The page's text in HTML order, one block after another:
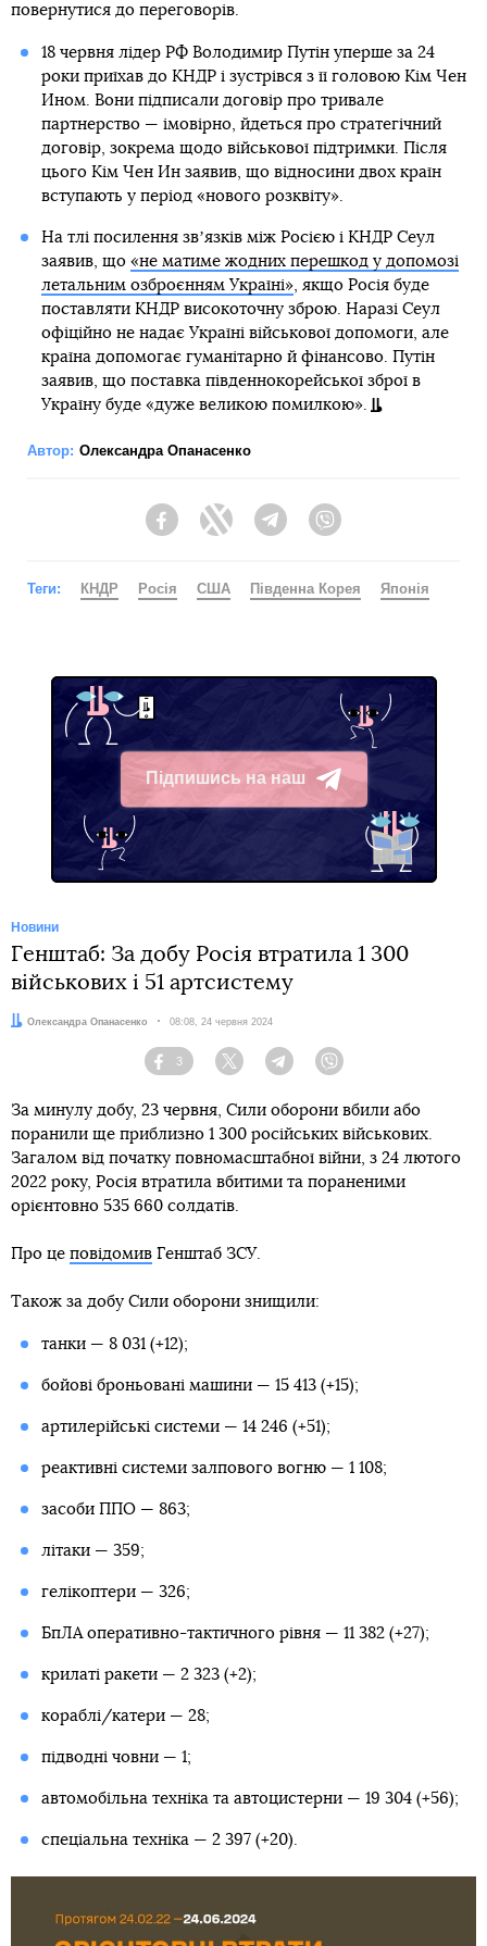
повернутися до переговорів.
18 червня лідер РФ Володимир Путін уперше за 24
роки приїхав до КНДР і зустрівся з її головою Кім Чен
Ином. Вони підписали договір про тривале
партнерство — імовірно, йдеться про стратегічний
договір, зокрема щодо військової підтримки. Після
цього Кім Чен Ин заявив, що відносини двох країн
вступають у період «нового розквіту».
На тлі посилення звʼязків між Росією і КНДР Сеул
заявив, що «не матиме жодних перешкод у допомозі
летальним озброєнням Україні», якщо Росія буде
поставляти КНДР високоточну зброю. Наразі Сеул
офіційно не надає Україні військової допомоги, але
країна допомогає гуманітарно й фінансово. Путін
заявив, що поставка південнокорейської зброї в
Україну буде «дуже великою помилкою».
Автор: Олександра Опанасенко
FacebookTwitter Telegram
Теги: КНДР Росія США Південна Корея Японія
Підпишись на наш
Telegram
Новини
Генштаб: За добу Росія втратила 1 300
військових і 51 артсистему
Автор:
Олександра Опанасенко Дата:
08:08, 24 червня 2024
Facebook
3
Twitter TelegramViber
За минулу добу, 23 червня, Сили оборони вбили або
поранили ще приблизно 1 300 російських військових.
Загалом від початку повномасштабної війни, з 24 лютого
2022 року, Росія втратила вбитими та пораненими
орієнтовно 535 660 солдатів.
Про це повідомив Генштаб ЗСУ.
Також за добу Сили оборони знищили:
танки — 8 031 (+12);
бойові броньовані машини — 15 413 (+15);
артилерійські системи — 14 246 (+51);
реактивні системи залпового вогню — 1 108;
засоби ППО — 863;
літаки — 359;
гелікоптери — 326;
БпЛА оперативно-тактичного рівня — 11 382 (+27);
крилаті ракети — 2 323 (+2);
кораблі/катери — 28;
підводні човни — 1;
автомобільна техніка та автоцистерни — 19 304 (+56);
спеціальна техніка — 2 397 (+20).